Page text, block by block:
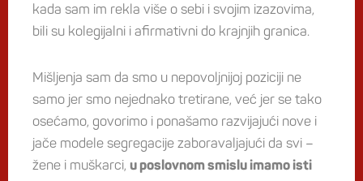
kada sam im rekla više o sebi i svojim izazovima,
bili su kolegijalni i afirmativni do krajnjih granica.
Mišljenja sam da smo u nepovoljnijoj poziciji ne
samo jer smo nejednako tretirane, već jer se tako
osećamo, govorimo i ponašamo razvijajući nove i
jače modele segregacije zaboravaljajući da svi –
žene i muškarci, u poslovnom smislu imamo isti